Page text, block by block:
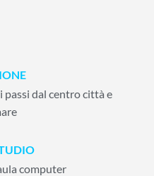
dal centro città e
computer